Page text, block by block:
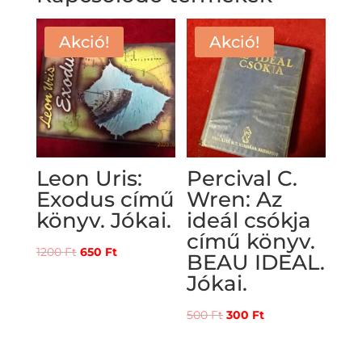
Akció!
Leon Uris:
Exodus című
könyv. Jókai.
1200Ft Original
650 FtCurrent
Akció!
Percival C.
Wren: Az
ideál csókja
című könyv.
BEAU IDEAL.
Jókai.
500Ft Original
300 FtCurrent